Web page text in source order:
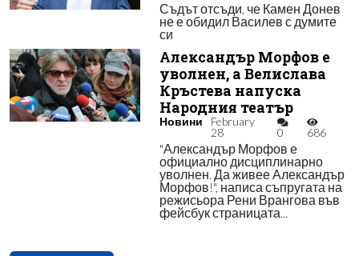
Съдът отсъди, че Камен Донев
не е обидил Василев с думите
си
Александър Морфов е
уволнен, а Велислава
Кръстева напуска
Народния театър
Новини
February
28
0 686
"Александър Морфов е
официално дисциплинарно
уволнен. Да живее Александър
Морфов!", написа съпругата на
режисьора Рени Врангова във
фейсбук страницата...